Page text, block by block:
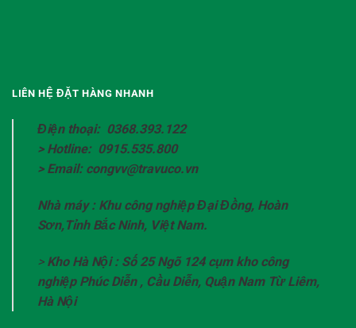
LIÊN HỆ ĐẶT HÀNG NHANH
Điện thoại: 0368.393.122
> Hotline: 0915.535.800
> Email: congvv@travuco.vn
Nhà máy : Khu công nghiệp Đại Đồng, Hoàn
Sơn,Tỉnh Bắc Ninh, Việt Nam.
> Kho Hà Nội : Số 25 Ngõ 124 cụm kho công
nghiệp Phúc Diễn , Cầu Diễn, Quận Nam Từ Liêm,
Hà Nội